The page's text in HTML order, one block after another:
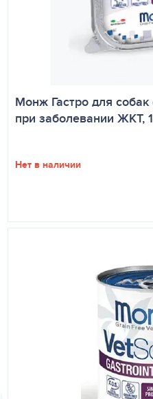
Монж Гастро для
при заболевании ЖКТ,
Нет в наличии